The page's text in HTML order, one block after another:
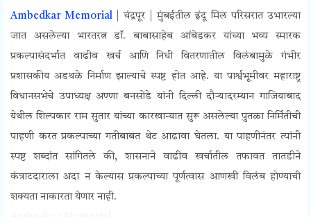
Ambedkar Memorial | चंद्रपूर |मुंबईतील इंदू मिल परिसरात उभारल्या
जात असलेल्या भारतरत्न डॉ. बाबासाहेब आंबेडकर यांच्या भव्य स्मारक
प्रकल्पासंदर्भात वाढीव खर्च आणि निधी वितरणातील विलंबामुळे गंभीर
प्रशासकीय अडथळे निर्माण झाल्याचे स्पष्ट होत आहे. या पार्श्वभूमीवर महाराष्ट्र
विधानसभेचे उपाध्यक्ष अण्णा बनसोडे यांनी दिल्ली दौऱ्यादरम्यान गाजियाबाद
येथील शिल्पकार राम सुतार यांच्या कारखान्यात सुरू असलेल्या पुतळा निर्मितीची
पाहणी करत प्रकल्पाच्या गतीबाबत थेट आढावा घेतला. या पाहणीनंतर त्यांनी
स्पष्ट शब्दांत सांगितले की, शासनाने वाढीव खर्चातील तफावत तातडीने
कंत्राटदाराला अदा न केल्यास प्रकल्पाच्या पूर्णत्वास आणखी विलंब होण्याची
शक्यता नाकारता येणार नाही.